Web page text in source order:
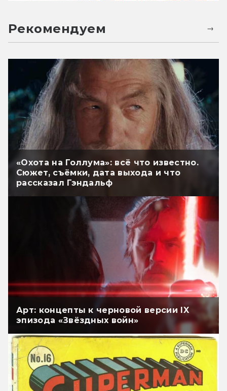
Рекомендуем
«Охота на Голлума»: всё что известно.
Сюжет, съёмки, дата выхода и что
рассказал Гэндальф
Арт: концепты к черновой версии IX
эпизода «Звёздных войн»